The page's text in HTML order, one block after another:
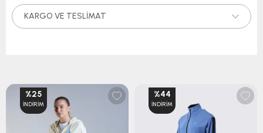
KARGO VE TESLIMAT
%25
İNDIRIM
%44
İNDIRIM